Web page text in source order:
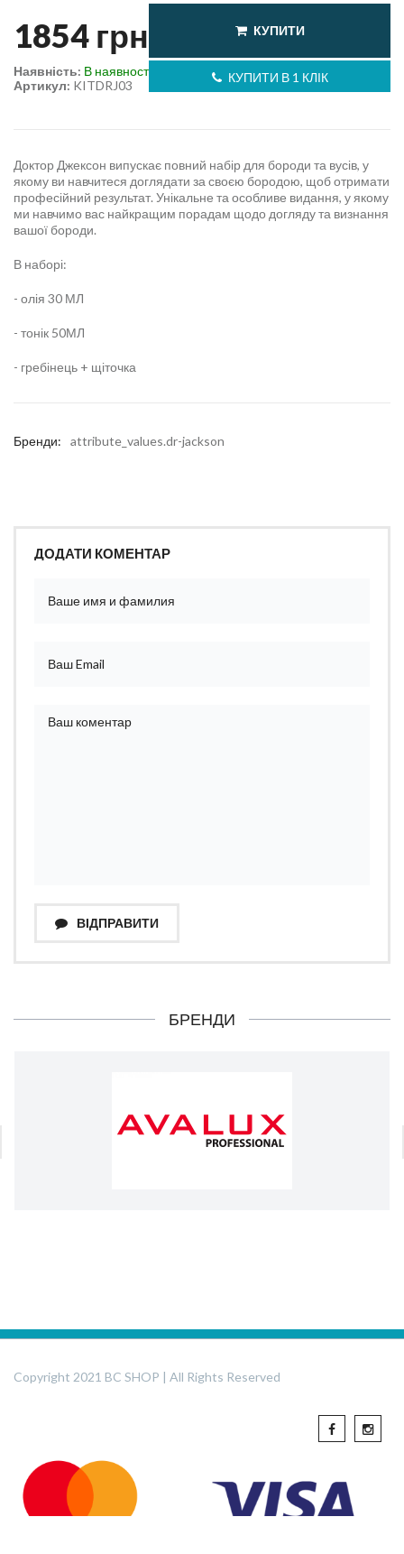
1854 грн КУПИТИ
КУПИТИ В 1 КЛІК
Артикул: KITDRJ03
Наявність: В наявності
Доктор Джексон випускає повний набір для бороди та вусів, у
якому ви навчитеся доглядати за своєю бородою, щоб отримати
професійний результат. Унікальне та особливе видання, у якому
ми навчимо вас найкращим порадам щодо догляду та визнання
вашої бороди.
В наборі:
- олія 30 МЛ
- тонік 50МЛ
- гребінець + щіточка
Бренди: attribute_values.dr-jackson
ДОДАТИ КОМЕНТАР
ВІДПРАВИТИ
БРЕНДИ
Copyright 2021 BC SHOP | All Rights Reserved